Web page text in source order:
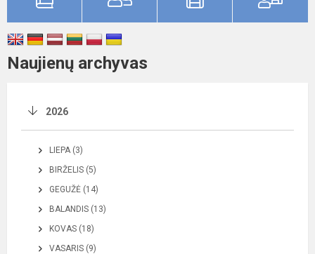
Naujienų archyvas
2026
LIEPA (3)
BIRŽELIS (5)
GEGUŽĖ (14)
BALANDIS (13)
KOVAS (18)
VASARIS (9)